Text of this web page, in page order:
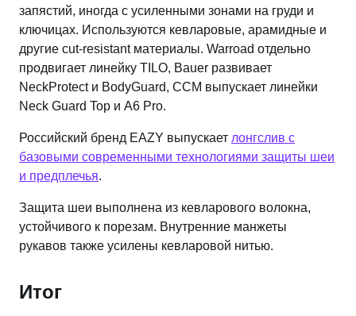
запястий, иногда с усиленными зонами на груди и
ключицах. Используются кевларовые, арамидные и
другие cut-resistant материалы. Warroad отдельно
продвигает линейку TILO, Bauer развивает
NeckProtect и BodyGuard, CCM выпускает линейки
Neck Guard Top и A6 Pro.
Российский бренд EAZY выпускает лонгслив с
базовыми современными технологиями защиты шеи
и предплечья.
Защита шеи выполнена из кевларового волокна,
устойчивого к порезам. Внутренние манжеты
рукавов также усилены кевларовой нитью.
Итог